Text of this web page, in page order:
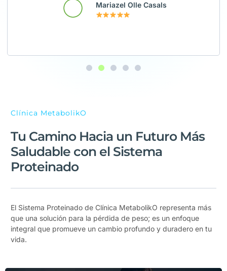
Mariazel Olle Casals
Clínica MetabolikO
Tu Camino Hacia un Futuro Más
Saludable con el Sistema
Proteinado
El Sistema Proteinado de Clínica MetabolikO representa más
que una solución para la pérdida de peso; es un enfoque
integral que promueve un cambio profundo y duradero en tu
vida.